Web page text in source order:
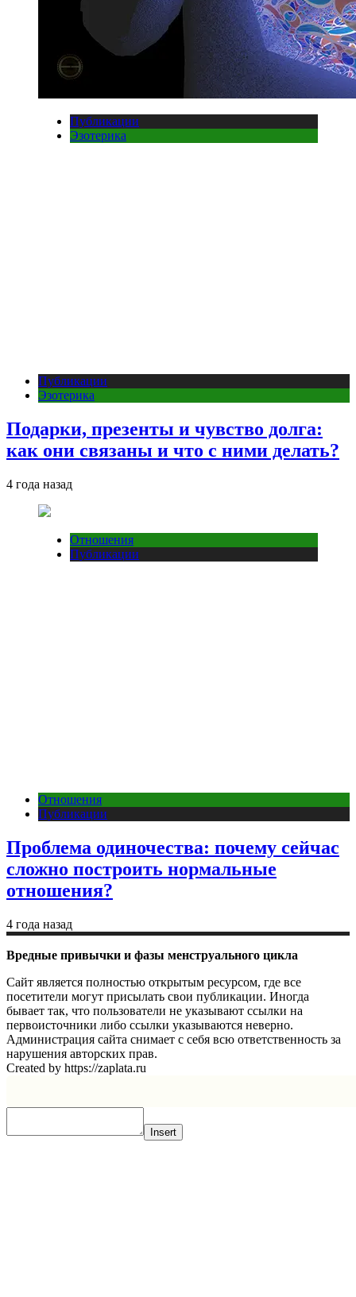
Публикации
Эзотерика
Публикации
Эзотерика
Подарки, презенты и чувство долга:
как они связаны и что с ними делать?
4 года назад
Отношения
Публикации
Отношения
Публикации
Проблема одиночества: почему сейчас
сложно построить нормальные
отношения?
4 года назад
Вредные привычки и фазы менструального цикла
Сайт является полностью открытым ресурсом, где все
посетители могут присылать свои публикации. Иногда
бывает так, что пользователи не указывают ссылки на
первоисточники либо ссылки указываются неверно.
Администрация сайта снимает с себя всю ответственность за
нарушения авторских прав.
Created by https://zaplata.ru
Insert